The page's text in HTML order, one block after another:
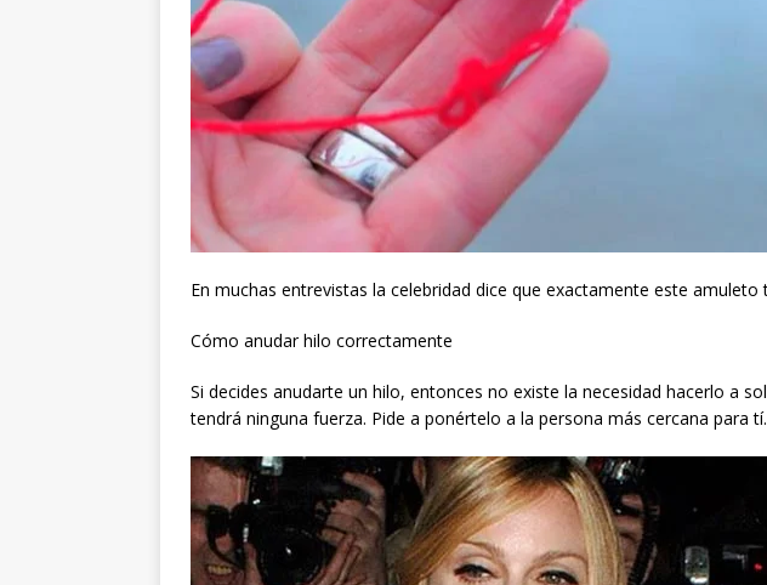
En muchas entrevistas la celebridad dice que exactamente este amuleto
Cómo anudar hilo correctamente
Si decides anudarte un hilo, entonces no existe la necesidad hacerlo a
tendrá ninguna fuerza. Pide a ponértelo a la persona más cercana para tí.